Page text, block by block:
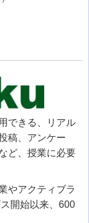
できる、リアル
稿、アンケー
ど、授業に必要
やアクティブラ
開始以来、600